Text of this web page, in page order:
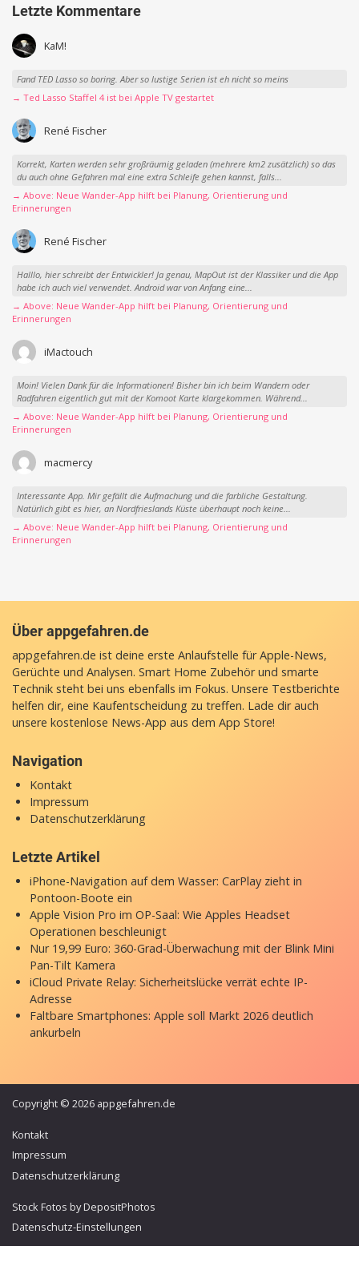
Letzte Kommentare
KaM!
Fand TED Lasso so boring. Aber so lustige Serien ist eh nicht so meins
→ Ted Lasso Staffel 4 ist bei Apple TV gestartet
René Fischer
Korrekt, Karten werden sehr großräumig geladen (mehrere km2 zusätzlich) so das
du auch ohne Gefahren mal eine extra Schleife gehen kannst, falls...
→ Above: Neue Wander-App hilft bei Planung, Orientierung und
Erinnerungen
René Fischer
Halllo, hier schreibt der Entwickler! Ja genau, MapOut ist der Klassiker und die App
habe ich auch viel verwendet. Android war von Anfang eine...
→ Above: Neue Wander-App hilft bei Planung, Orientierung und
Erinnerungen
iMactouch
Moin! Vielen Dank für die Informationen! Bisher bin ich beim Wandern oder
Radfahren eigentlich gut mit der Komoot Karte klargekommen. Während...
→ Above: Neue Wander-App hilft bei Planung, Orientierung und
Erinnerungen
macmercy
Interessante App. Mir gefällt die Aufmachung und die farbliche Gestaltung.
Natürlich gibt es hier, an Nordfrieslands Küste überhaupt noch keine...
→ Above: Neue Wander-App hilft bei Planung, Orientierung und
Erinnerungen
Über appgefahren.de
appgefahren.de ist deine erste Anlaufstelle für Apple-News,
Gerüchte und Analysen. Smart Home Zubehör und smarte
Technik steht bei uns ebenfalls im Fokus. Unsere Testberichte
helfen dir, eine Kaufentscheidung zu treffen. Lade dir auch
unsere kostenlose News-App aus dem App Store!
Navigation
Kontakt
Impressum
Datenschutzerklärung
Letzte Artikel
iPhone-Navigation auf dem Wasser: CarPlay zieht in
Pontoon-Boote ein
Apple Vision Pro im OP-Saal: Wie Apples Headset
Operationen beschleunigt
Nur 19,99 Euro: 360-Grad-Überwachung mit der Blink Mini
Pan-Tilt Kamera
iCloud Private Relay: Sicherheitslücke verrät echte IP-
Adresse
Faltbare Smartphones: Apple soll Markt 2026 deutlich
ankurbeln
Copyright © 2026 appgefahren.de
Kontakt
Impressum
Datenschutzerklärung
Stock Fotos by DepositPhotos
Datenschutz-Einstellungen